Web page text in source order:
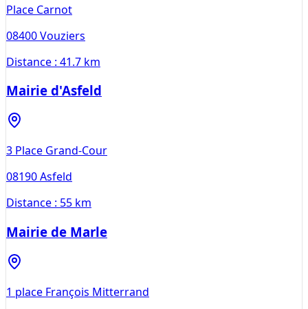
Place Carnot
08400Vouziers
Distance : 41.7 km
Mairie d'Asfeld
3 Place Grand-Cour
08190Asfeld
Distance : 55 km
Mairie de Marle
1 place François Mitterrand